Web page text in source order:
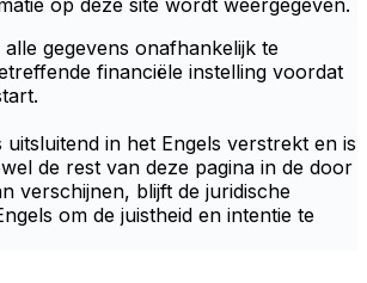
op deze site wordt weergegeven.
gegevens onafhankelijk te
financiële instelling voordat
uitsluitend in het Engels verstrekt en is
de rest van deze pagina in de door
verschijnen, blijft de juridische
om de juistheid en intentie te